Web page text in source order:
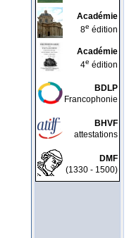
Académie
8e édition
Académie
4e édition
BDLP
Francophonie
BHVF
attestations
DMF
(1330 - 1500)